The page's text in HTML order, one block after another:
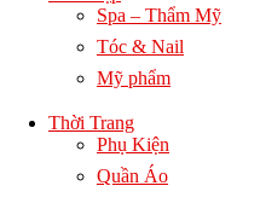
Spa – Thẩm Mỹ
Tóc & Nail
Mỹ phẩm
Thời Trang
Phụ Kiện
Quần Áo